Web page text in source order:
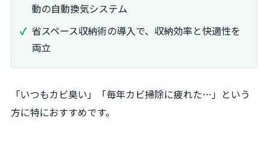
動の自動換気システム
省スペース収納術の導入で、収納効率と快適性を
両立
「いつもカビ臭い」「毎年カビ掃除に疲れた…」という
方に特におすすめです。